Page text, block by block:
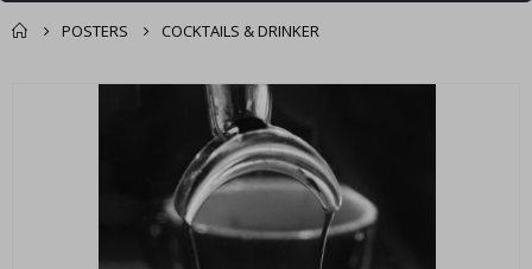
POSTERS COCKTAILS & DRINKER
Andre kjøpte